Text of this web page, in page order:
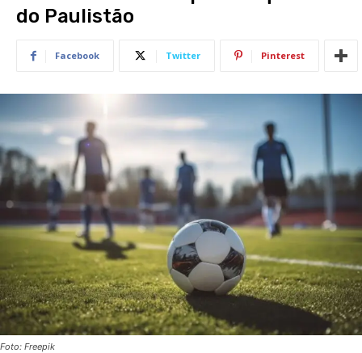
do Paulistão
Facebook Twitter Pinterest
Foto: Freepik